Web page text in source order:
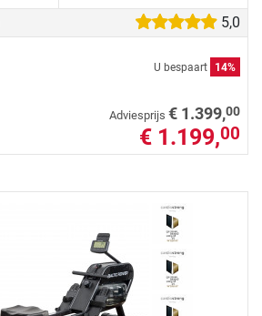
5,0
U bespaart 14%
Adviesprijs € 1.399,00
€ 1.199,00